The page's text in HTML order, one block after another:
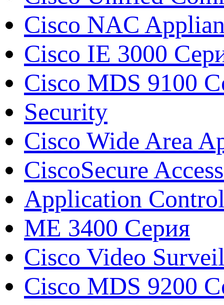
Cisco NAC
Cisco IE 3000
Cisco MDS 9100
Security
Cisco Wide Area
CiscoSecure
Application
ME 3400 Серия
Cisco Video
Cisco MDS 9200